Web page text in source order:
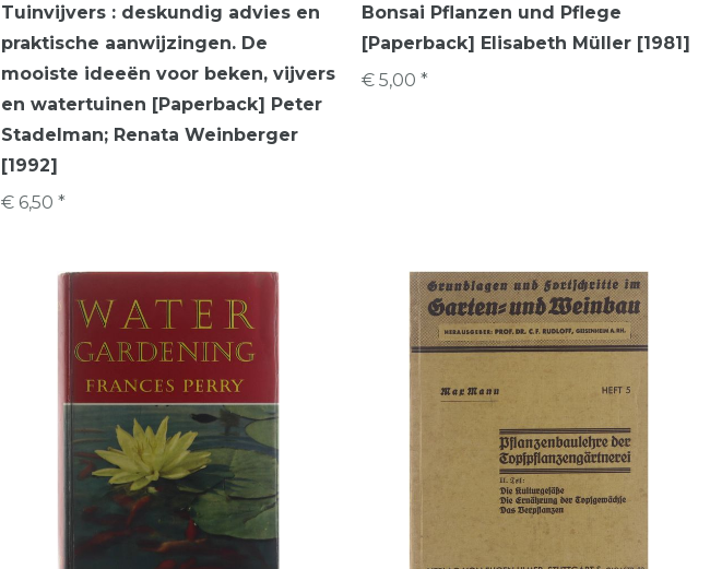
Tuinvijvers : deskundig advies en
praktische aanwijzingen. De
mooiste ideeën voor beken, vijvers
en watertuinen [Paperback] Peter
Stadelman; Renata Weinberger
[1992]
€ 6,50 *
Bonsai Pflanzen und Pflege
[Paperback] Elisabeth Müller [1981]
€ 5,00 *